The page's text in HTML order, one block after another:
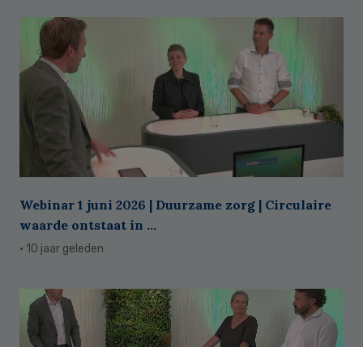
Webinar 1 juni 2026 | Duurzame zorg | Circulaire
waarde ontstaat in ...
· 10 jaar geleden